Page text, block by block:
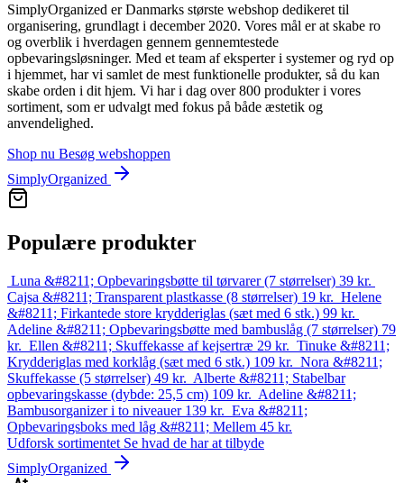
SimplyOrganized er Danmarks største webshop dedikeret til
organisering, grundlagt i december 2020. Vores mål er at skabe ro
og overblik i hverdagen gennem gennemtestede
opbevaringsløsninger. Med et team af eksperter i systemer og ryd op
i hjemmet, har vi samlet de mest funktionelle produkter, så du kan
skabe orden i dit hjem. Vi har i dag over 800 produkter i vores
sortiment, som er udvalgt med fokus på både æstetik og
anvendelighed.
Shop nu Besøg webshoppen
SimplyOrganized
Populære produkter
Luna &#8211; Opbevaringsbøtte til tørvarer (7 størrelser) 39 kr.
Cajsa &#8211; Transparent plastkasse (8 størrelser) 19 kr. Helene
&#8211; Firkantede store krydderiglas (sæt med 6 stk.) 99 kr.
Adeline &#8211; Opbevaringsbøtte med bambuslåg (7 størrelser) 79
kr. Ellen &#8211; Skuffekasse af kejsertræ 29 kr. Tinuke &#8211;
Krydderiglas med korklåg (sæt med 6 stk.) 109 kr. Nora &#8211;
Skuffekasse (5 størrelser) 49 kr. Alberte &#8211; Stabelbar
opbevaringskasse (dybde: 25,5 cm) 109 kr. Adeline &#8211;
Bambusorganizer i to niveauer 139 kr. Eva &#8211;
Opbevaringsboks med låg &#8211; Mellem 45 kr.
Udforsk sortimentet Se hvad de har at tilbyde
SimplyOrganized